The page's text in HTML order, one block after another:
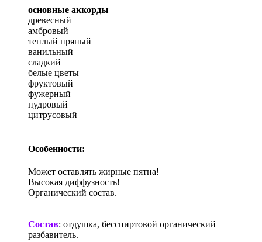
основные аккорды
древесный
амбровый
теплый пряный
ванильный
сладкий
белые цветы
фруктовый
фужерный
пудровый
цитрусовый
Особенности:
Может оставлять жирные пятна!
Высокая диффузность!
Органический состав.
Состав: отдушка, бесспиртовой органический
разбавитель.